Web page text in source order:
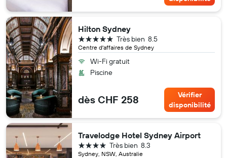
Hilton Sydney
Centre d'affaires de Sydney
8.5
Très bien
5 étoiles
Wi-Fi gratuit
Piscine
dès CHF 258
Vérifier
disponibilité
Travelodge Hotel Sydney Airport
Sydney, NSW, Australie
8.3
Très bien
4 étoiles